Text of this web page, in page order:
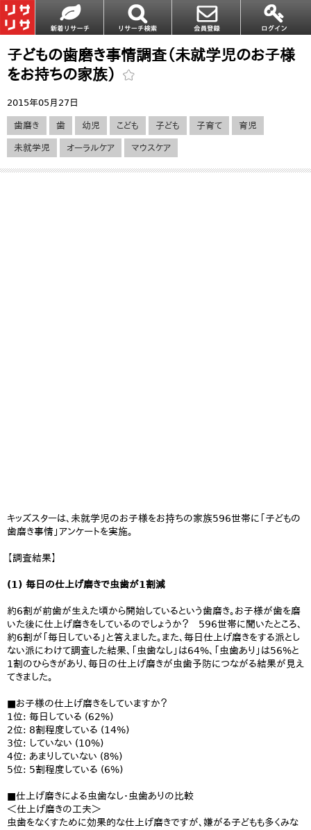
子どもの歯磨き事情調査（未就学児のお子様
をお持ちの家族）
2015年05月27日
歯磨き 歯 幼児 こども 子ども 子育て 育児
未就学児 オーラルケア マウスケア
キッズスターは、未就学児のお子様をお持ちの家族596世帯に「子どもの
歯磨き事情」アンケートを実施。
【調査結果】
(1) 毎日の仕上げ磨きで虫歯が1割減
約6割が前歯が生えた頃から開始しているという歯磨き。お子様が歯を磨
いた後に仕上げ磨きをしているのでしょうか？ 596世帯に聞いたところ、
約6割が「毎日している」と答えました。また、毎日仕上げ磨きをする派とし
ない派にわけて調査した結果、「虫歯なし」は64%、「虫歯あり」は56%と
1割のひらきがあり、毎日の仕上げ磨きが虫歯予防につながる結果が見え
てきました。
■お子様の仕上げ磨きをしていますか？
1位: 毎日している (62%)
2位: 8割程度している (14%)
3位: していない (10%)
4位: あまりしていない (8%)
5位: 5割程度している (6%)
■仕上げ磨きによる虫歯なし・虫歯ありの比較
＜仕上げ磨きの工夫＞
虫歯をなくすために効果的な仕上げ磨きですが、嫌がる子どもも多くみな